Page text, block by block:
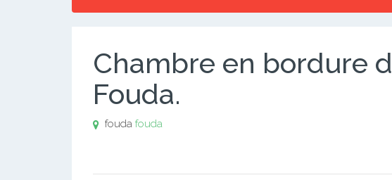
Chambre en bordure
Fouda.
fouda fouda